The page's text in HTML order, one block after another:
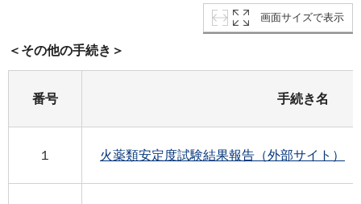
画面サイズで表示
＜その他の手続き＞
番号 手続き名
１ 火薬類安定度試験結果報告（外部サイト）